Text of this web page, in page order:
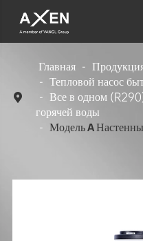

Главная
Тепловой насос
Все в одном
горячей воды
Модель A